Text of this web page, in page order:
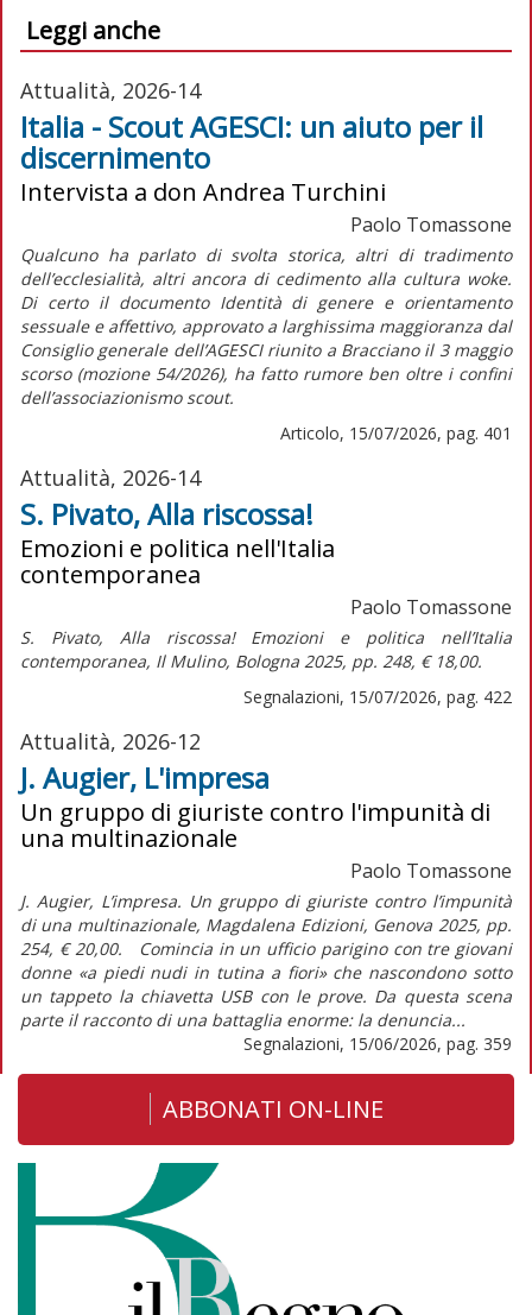
Leggi anche
Attualità, 2026-14
Italia - Scout AGESCI: un aiuto per il
discernimento
Intervista a don Andrea Turchini
Paolo Tomassone
Qualcuno ha parlato di svolta storica, altri di tradimento
dell’ecclesialità, altri ancora di cedimento alla cultura woke.
Di certo il documento Identità di genere e orientamento
sessuale e affettivo, approvato a larghissima maggioranza dal
Consiglio generale dell’AGESCI riunito a Bracciano il 3 maggio
scorso (mozione 54/2026), ha fatto rumore ben oltre i confini
dell’associazionismo scout.
Articolo, 15/07/2026, pag. 401
Attualità, 2026-14
S. Pivato, Alla riscossa!
Emozioni e politica nell'Italia
contemporanea
Paolo Tomassone
S. Pivato, Alla riscossa! Emozioni e politica nell’Italia
contemporanea, Il Mulino, Bologna 2025, pp. 248, € 18,00.
Segnalazioni, 15/07/2026, pag. 422
Attualità, 2026-12
J. Augier, L'impresa
Un gruppo di giuriste contro l'impunità di
una multinazionale
Paolo Tomassone
J. Augier, L’impresa. Un gruppo di giuriste contro l’impunità
di una multinazionale, Magdalena Edizioni, Genova 2025, pp.
254, € 20,00. Comincia in un ufficio parigino con tre giovani
donne «a piedi nudi in tutina a fiori» che nascondono sotto
un tappeto la chiavetta USB con le prove. Da questa scena
parte il racconto di una battaglia enorme: la denuncia...
Segnalazioni, 15/06/2026, pag. 359
ABBONATI ON-LINE